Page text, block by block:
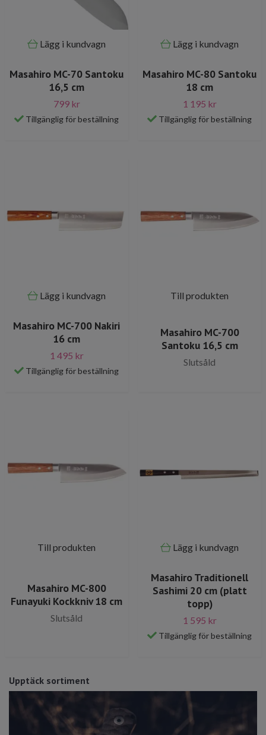
Upptäck sortiment
Lägg i kundvagn
Masahiro MC-70 Santoku
16,5 cm
799 kr
Tillgänglig för beställning
Lägg i kundvagn
Masahiro MC-80 Santoku
18 cm
1 195 kr
Tillgänglig för beställning
Lägg i kundvagn
Masahiro MC-700 Nakiri
16 cm
1 495 kr
Tillgänglig för beställning
Till produkten
Masahiro MC-700
Santoku 16,5 cm
Slutsåld
Till produkten
Masahiro MC-800
Funayuki Kockkniv 18 cm
Slutsåld
Lägg i kundvagn
Masahiro Traditionell
Sashimi 20 cm (platt
topp)
1 595 kr
Tillgänglig för beställning